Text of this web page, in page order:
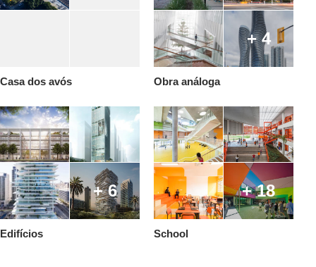
Casa dos avós
+ 4
Obra análoga
+ 6
Edifícios
+ 18
School